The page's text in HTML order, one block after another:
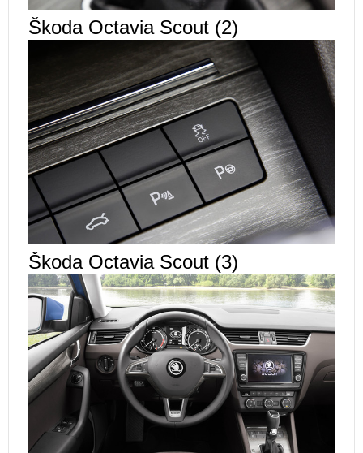
Škoda Octavia Scout (2)
Škoda Octavia Scout (3)